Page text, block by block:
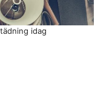
idag